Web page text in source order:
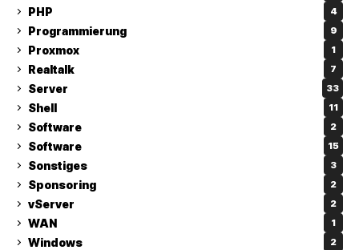
PHP 4
Programmierung 9
Proxmox 1
Realtalk 7
Server 33
Shell 11
Software 2
Software 15
Sonstiges 3
Sponsoring 2
vServer 2
WAN 1
Windows 2